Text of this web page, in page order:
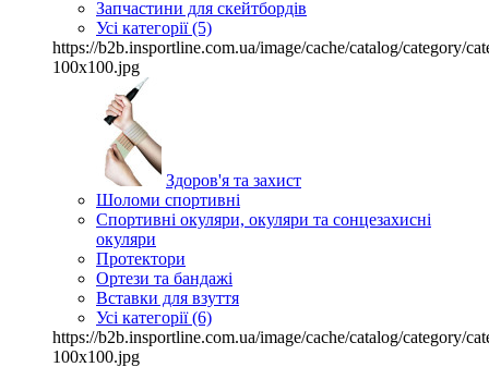
Запчастини для скейтбордів
Усі категорії (5)
https://b2b.insportline.com.ua/image/cache/catalog/category/
100x100.jpg
Здоров'я та захист
Шоломи спортивні
Спортивні окуляри, окуляри та сонцезахисні
окуляри
Протектори
Ортези та бандажі
Вставки для взуття
Усі категорії (6)
https://b2b.insportline.com.ua/image/cache/catalog/category/
100x100.jpg